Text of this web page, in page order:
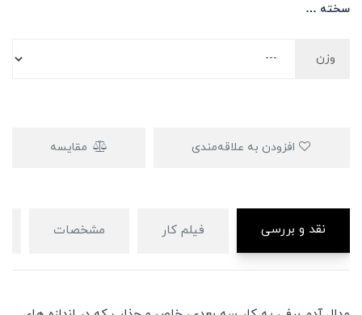
سخته …
وزن
مقایسه
نقد و بررسی فیلم کار مشخصات